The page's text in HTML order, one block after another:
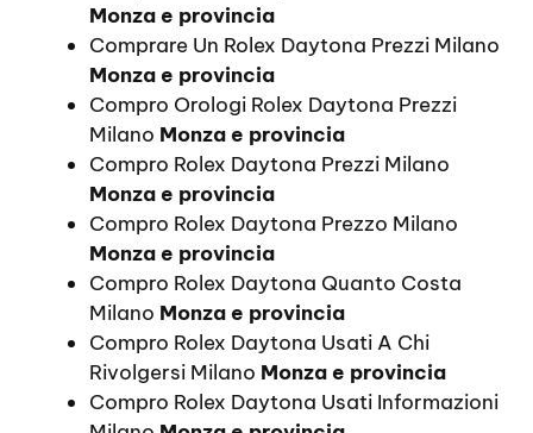
Monza e provincia
Comprare Un Rolex Daytona Prezzi Milano
Monza e provincia
Compro Orologi Rolex Daytona Prezzi
Milano Monza e provincia
Compro Rolex Daytona Prezzi Milano
Monza e provincia
Compro Rolex Daytona Prezzo Milano
Monza e provincia
Compro Rolex Daytona Quanto Costa
Milano Monza e provincia
Compro Rolex Daytona Usati A Chi
Rivolgersi Milano Monza e provincia
Compro Rolex Daytona Usati Informazioni